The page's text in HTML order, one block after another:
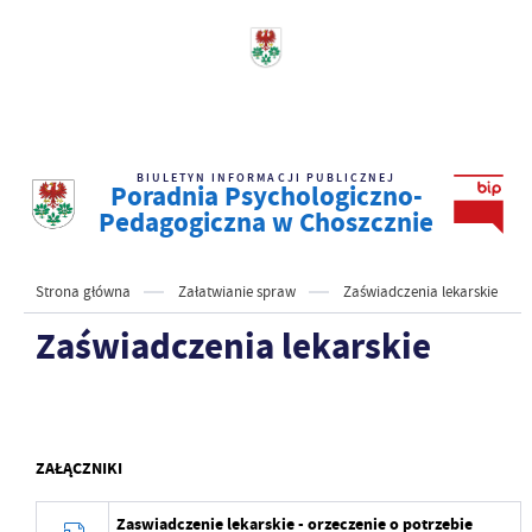
BIULETYN INFORMACJI PUBLICZNEJ
Poradnia Psychologiczno-
Pedagogiczna w Choszcznie
Strona główna Załatwianie spraw Zaświadczenia lekarskie
Zaświadczenia lekarskie
ZAŁĄCZNIKI
Zaswiadczenie lekarskie - orzeczenie o potrzebie